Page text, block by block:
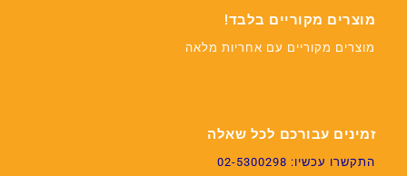
מוצרים מקוריים בלבד!
מוצרים מקוריים עם אחריות מלאה
זמינים עבורכם לכל שאלה
התקשרו עכשיו: 02-5300298